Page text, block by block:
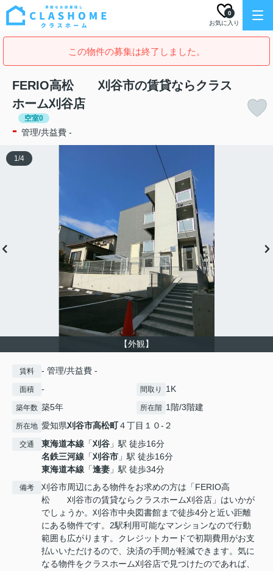
お気に入り
0
この物件の募集は終了しました。
FERIO高松 刈谷市の賃貸ならクラス
ホーム刈谷店
空室0
- 管理/共益費 -
【外観】
1/4
賃料 - 管理/共益費 -
面積 - 間取り 1K
築年数 築5年 所在階 1階/3階建
所在地 愛知県刈谷市高松町４丁目１０-２
交通 東海道本線 「刈谷 」駅 徒歩16分
名鉄三河線 「刈谷市 」駅 徒歩16分
東海道本線 「逢妻 」駅 徒歩34分
備考
刈谷市周辺にある物件をお求めの方は「FERIO高
松 刈谷市の賃貸ならクラスホーム刈谷店」はいかが
でしょうか。刈谷市中央図書館まで徒歩4分と近い距離
にある物件です。2駅利用可能なマンションなので行動
範囲も広がります。クレジットカードで初期費用がお支
払いいただけるので、決済の手間が軽減できます。気に
なる物件をクラスホーム刈谷店で見つけたのであれば、